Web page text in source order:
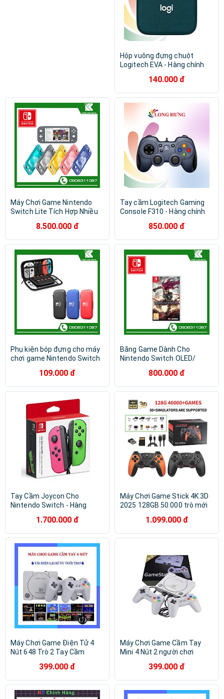
Hộp vuông đựng chuột
Logitech EVA - Hàng chính
140.000 đ
Máy Chơi Game Nintendo
Switch Lite Tích Hợp Nhiều
8.500.000 đ
Tay cầm Logitech Gaming
Console F310 - Hàng chính
850.000 đ
Phụ kiện bóp đựng cho máy
chơi game Nintendo Switch
109.000 đ
Băng Game Dành Cho
Nintendo Switch OLED/
Switch Lite -Hàng Nhập Khẩu
800.000 đ
Tay Cầm Joycon Cho
Nintendo Switch - Hàng
1.700.000 đ
Máy Chơi Game Stick 4K 3D
2025 128GB 50.000 trò mới
nối tivi HDMI1.099.000 đ
Máy Chơi Game Điện Tử 4
Nút 648 Trò 2 Tay Cầm
Game 16 Bit Kết Nối Tivi 4K
Cổng Kết Nối hàng nhập
khẩu
399.000 đ
Máy Chơi Game Cầm Tay
Mini 4 Nút 2 người chơi
Tivi Hình Ảnh Siêu Sắc Nét
Hàng Nhập Khẩu
399.000 đ